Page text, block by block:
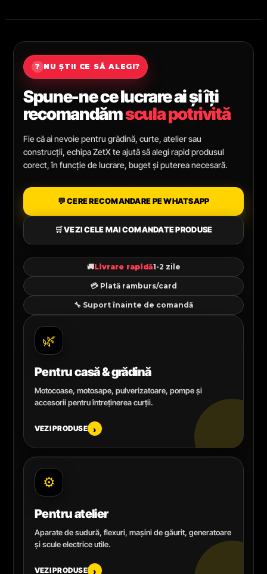
? NU ȘTII CE SĂ ALEGI?
Spune-ne ce lucrare ai și îți
recomandămscula potrivită
Fie că ai nevoie pentru grădină, curte, atelier sau
construcții, echipa ZetX te ajută să alegi rapid produsul
corect, în funcție de lucrare, buget și puterea necesară.
💬 CERE RECOMANDARE PE WHATSAPP
🛒 VEZI CELE MAI COMANDATE PRODUSE
🚚Livrare rapidă1-2 zile
💳 Plată ramburs/card
🔧 Suport înainte de comandă
🌿
Pentru casă & grădină
Motocoase, motosape, pulverizatoare, pompe și
accesorii pentru întreținerea curții.
VEZI PRODUSE ›
⚙️
Pentru atelier
Aparate de sudură, flexuri, mașini de găurit, generatoare
și scule electrice utile.
VEZI PRODUSE ›